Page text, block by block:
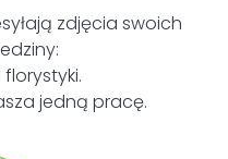
zdjęcia swoich
jedną pracę.